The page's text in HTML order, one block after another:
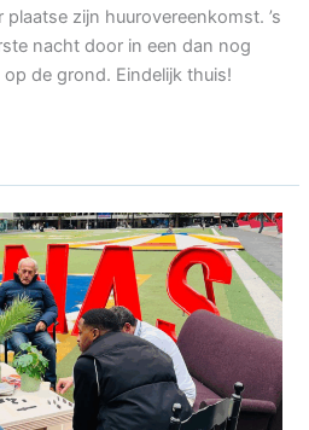
zijn huurovereenkomst. ’s
nacht door in een dan nog
de grond. Eindelijk thuis!